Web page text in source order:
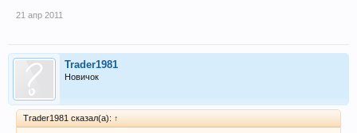
21 апр 2011
Trader1981
Новичок
Trader1981 сказал(а): ↑